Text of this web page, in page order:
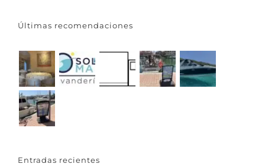
Últimas recomendaciones
Entradas recientes